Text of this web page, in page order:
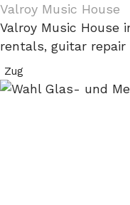
Valroy Music House
Valroy Music House
rentals, guitar repair
Zug